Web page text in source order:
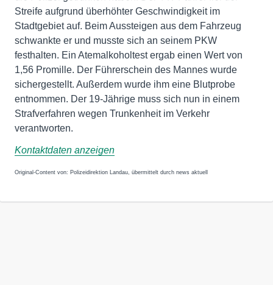
Streife aufgrund überhöhter Geschwindigkeit im
Stadtgebiet auf. Beim Aussteigen aus dem Fahrzeug
schwankte er und musste sich an seinem PKW
festhalten. Ein Atemalkoholtest ergab einen Wert von
1,56 Promille. Der Führerschein des Mannes wurde
sichergestellt. Außerdem wurde ihm eine Blutprobe
entnommen. Der 19-Jährige muss sich nun in einem
Strafverfahren wegen Trunkenheit im Verkehr
verantworten.
Kontaktdaten anzeigen
Original-Content von: Polizeidirektion Landau, übermittelt durch news aktuell